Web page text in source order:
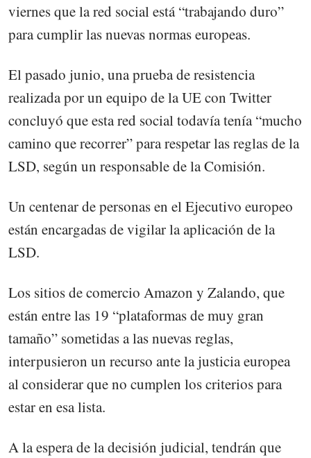
viernes que la red social está “trabajando duro”
para cumplir las nuevas normas europeas.
El pasado junio, una prueba de resistencia
realizada por un equipo de la UE con Twitter
concluyó que esta red social todavía tenía “mucho
camino que recorrer” para respetar las reglas de la
LSD, según un responsable de la Comisión.
Un centenar de personas en el Ejecutivo europeo
están encargadas de vigilar la aplicación de la
LSD.
Los sitios de comercio Amazon y Zalando, que
están entre las 19 “plataformas de muy gran
tamaño” sometidas a las nuevas reglas,
interpusieron un recurso ante la justicia europea
al considerar que no cumplen los criterios para
estar en esa lista.
A la espera de la decisión judicial, tendrán que